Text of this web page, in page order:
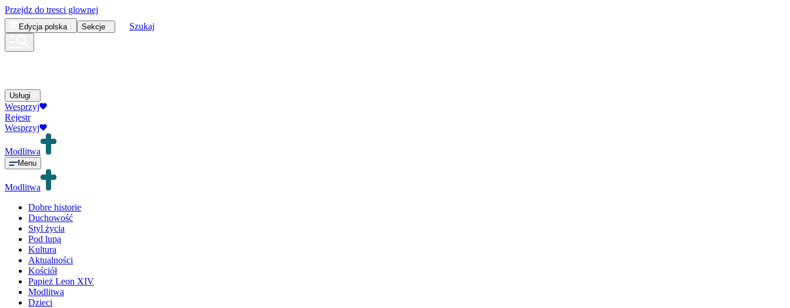
Przejdz do tresci glownej
Edycja polska Sekcje Szukaj
Usługi
Wesprzyj
Rejestr
Wesprzyj
Modlitwa
Menu
Modlitwa
Dobre historie
Duchowość
Styl życia
Pod lupą
Kultura
Aktualności
Kościół
Papież Leon XIV
Modlitwa
Dzieci